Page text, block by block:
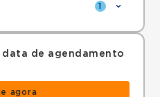
1
de agendamento
agora